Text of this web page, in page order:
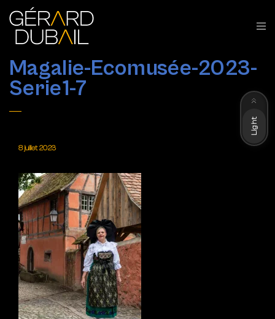
Magalie-Ecomusée-2023-
Serie1-7
8 juillet 2023
Light
Dark